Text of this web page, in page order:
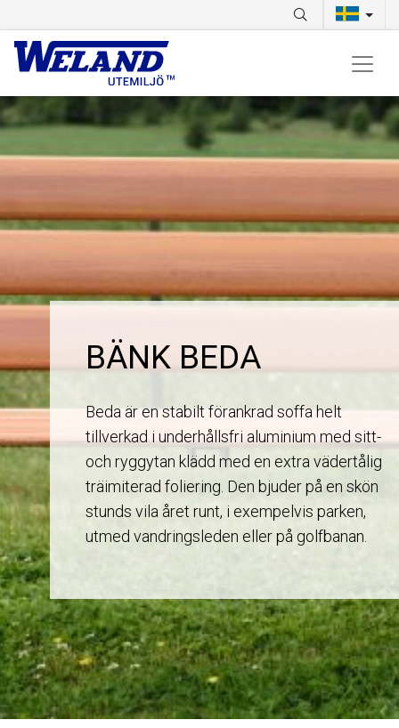
BÄNK BEDA
Beda är en stabilt förankrad soffa helt
tillverkad i underhållsfri aluminium med sitt-
och ryggytan klädd med en extra vädertålig
träimiterad foliering. Den bjuder på en skön
stunds vila året runt, i exempelvis parken,
utmed vandringsleden eller på golfbanan.